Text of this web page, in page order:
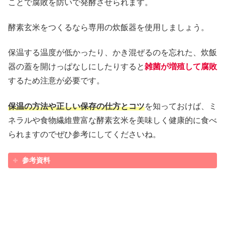
ことで腐敗を防いで発酵させられます。
酵素玄米をつくるなら専用の炊飯器を使用しましょう。
保温する温度が低かったり、かき混ぜるのを忘れた、炊飯
器の蓋を開けっぱなしにしたりすると雑菌が増殖して腐敗
するため注意が必要です。
保温の方法や正しい保存の仕方とコツを知っておけば、ミ
ネラルや食物繊維豊富な酵素玄米を美味しく健康的に食べ
られますのでぜひ参考にしてくださいね。
参考資料